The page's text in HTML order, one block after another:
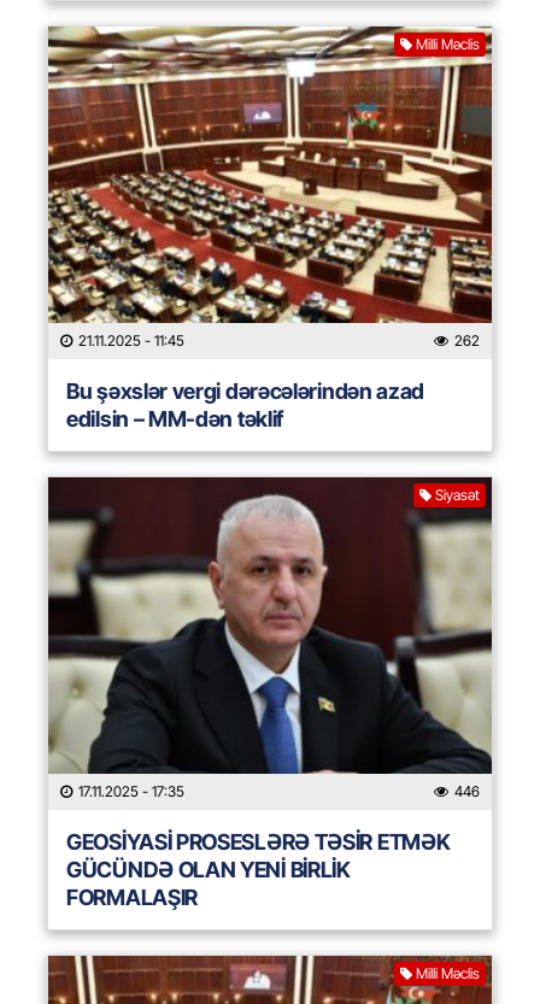
Milli Məclis
21.11.2025 - 11:45 262
Bu şəxslər vergi dərəcələrindən azad
edilsin – MM-dən təklif
Siyasət
17.11.2025 - 17:35 446
GEOSİYASİ PROSESLƏRƏ TƏSİR ETMƏK
GÜCÜNDƏ OLAN YENİ BİRLİK
FORMALAŞIR
Milli Məclis